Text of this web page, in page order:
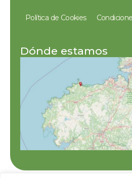
Política de Cookies
Dónde estamos